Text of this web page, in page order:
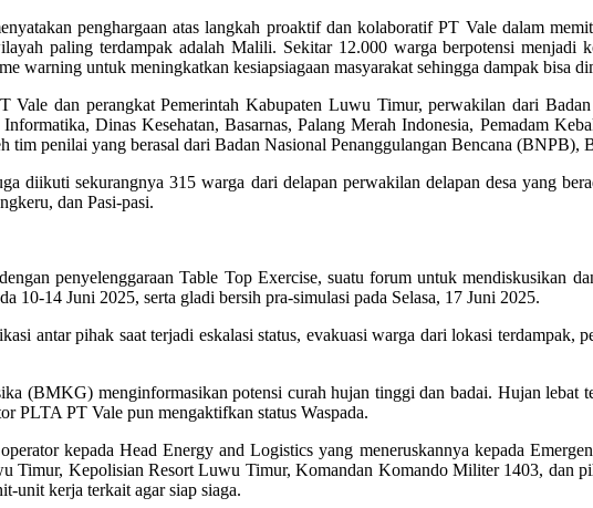
penghargaan atas langkah proaktif dan kolaboratif PT Vale dalam
paling terdampak adalah Malili. Sekitar 12.000 warga berpotensi
warning untuk meningkatkan kesiapsiagaan masyarakat sehingga dampak bisa
Vale dan perangkat Pemerintah Kabupaten Luwu Timur, perwakilan dari
Dinas Kesehatan, Basarnas, Palang Merah Indonesia, Pemadam
tim penilai yang berasal dari Badan Nasional Penanggulangan Bencana
diikuti sekurangnya 315 warga dari delapan perwakilan delapan desa yang
dan Pasi-pasi.
penyelenggaraan Table Top Exercise, suatu forum untuk mendiskusikan
10-14 Juni 2025, serta gladi bersih pra-simulasi pada Selasa, 17 Juni 2025.
antar pihak saat terjadi eskalasi status, evakuasi warga dari lokasi terdampak,
(BMKG) menginformasikan potensi curah hujan tinggi dan badai. Hujan lebat
PLTA PT Vale pun mengaktifkan status Waspada.
kepada Head Energy and Logistics yang meneruskannya kepada
Timur, Kepolisian Resort Luwu Timur, Komandan Komando Militer 1403, dan
unit kerja terkait agar siap siaga.